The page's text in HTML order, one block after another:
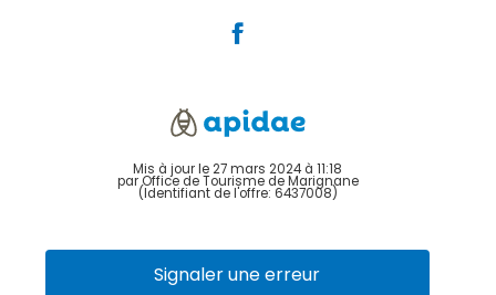
Mis à jour le 27 mars 2024 à 11:18
par Office de Tourisme de Marignane
(Identifiant de l'offre: 6437008)
Signaler une erreur